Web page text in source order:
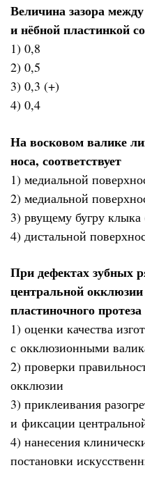
Величина зазора
и нёбной пластинкой
1) 0,8
2) 0,5
3) 0,3 (+)
4) 0,4
На восковом валике
носа, соответствует
1) медиальной
2) медиальной
3) рвущему бугру клыка
4) дистальной
При дефектах зубных
центральной
пластиночного
1) оценки качества
с окклюзионными
2) проверки
окклюзии
3) приклеивания
и фиксации
4) нанесения
постановки